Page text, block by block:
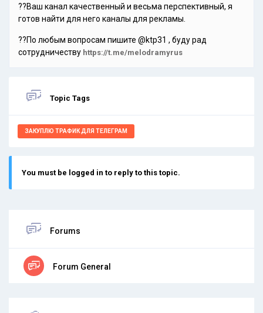
??Ваш канал качественный и весьма перспективный, я
готов найти для него каналы для рекламы.
??По любым вопросам пишите @ktp31 , буду рад
сотрудничеству https://t.me/melodramyrus
Topic Tags
ЗАКУПЛЮ ТРАФИК ДЛЯ ТЕЛЕГРАМ
You must be logged in to reply to this topic.
Forums
Forum General